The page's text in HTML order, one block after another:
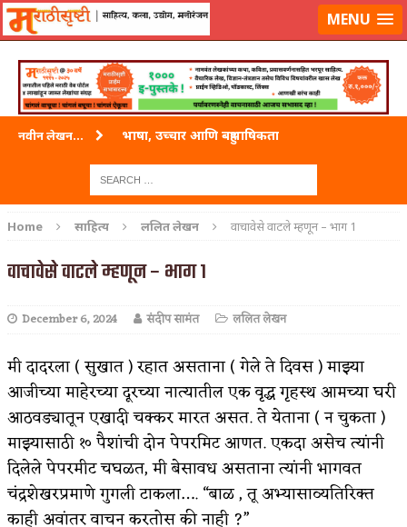
लॉग-इन करा|लेखक नोंदणी कराMENU
नवीन लेखन... भाषा, उच्चार आणि बहुभाषिकता
ताम्र – एक अफलातून धातू (COPPER)
अशी एक कविता लिहू इच्छिते
पाटलाची विहीर
शपथ
पुस्तके बदलायची आहेत तुम्हाला!
किती घोषणांचा पाऊस होता
कसं हुईन तं हू माय…
काळजाचे प्रेत
Home साहित्य ललित लेखन वाचावेसे वाटले म्हणून – भाग 1
वाचावेसे वाटले म्हणून – भाग 1
December 6, 2024 संदीप सामंत ललित लेखन
मी दादरला ( सुखात ) रहात असताना ( गेले ते दिवस ) माझ्या
आजीच्या माहेरच्या दूरच्या नात्यातील एक वृद्ध गृहस्थ आमच्या घरी
आठवड्यातून एखादी चक्कर मारत असत. ते येताना ( न चुकता )
माझ्यासाठी १० पैशांची दोन पेपरमिट आणत. एकदा असेच त्यांनी
दिलेले पेपरमीट चघळत, मी बेसावध असताना त्यांनी भागवत
चंद्रशेखरप्रमाणे गुगली टाकला…. “बाळ , तू अभ्यासाव्यतिरिक्त
काही अवांतर वाचन करतोस की नाही ?”